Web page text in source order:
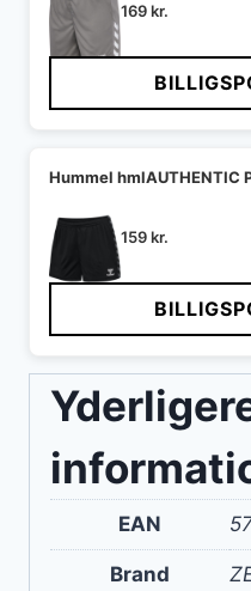
169kr.
Hummel hmlAUTHENTIC
159kr.
EAN
Brand